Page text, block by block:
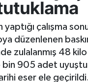
yaptığı çalışma
düzenlenen
zulalanmış 48
bin 905 adet
eser ele